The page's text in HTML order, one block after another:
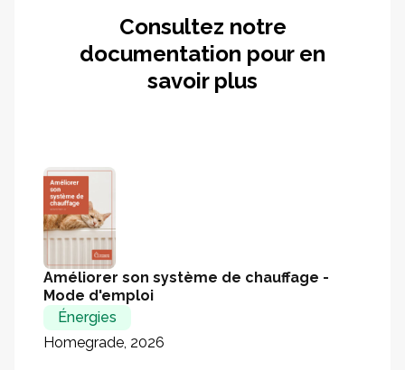
Consultez notre
documentation pour en
savoir plus
Améliorer son système de chauffage -
Mode d'emploi
Énergies
Homegrade, 2026